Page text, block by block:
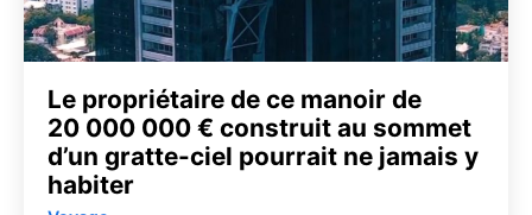
Le propriétaire de ce manoir de
20 000 000 € construit au sommet
d’un gratte-ciel pourrait ne jamais y
habiter